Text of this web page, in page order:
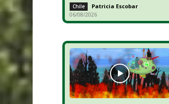
Chile Patricia Escobar -
06/08/2026